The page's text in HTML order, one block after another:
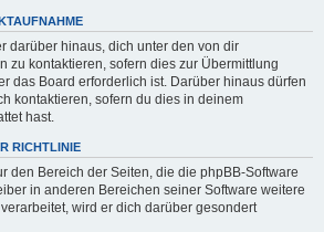
darüber hinaus, dich unter den von dir
zu kontaktieren, sofern dies zur Übermittlung
das Board erforderlich ist. Darüber hinaus dürfen
kontaktieren, sofern du dies in deinem
hast.
RICHTLINIE
den Bereich der Seiten, die die phpBB-Software
in anderen Bereichen seiner Software weitere
wird er dich darüber gesondert